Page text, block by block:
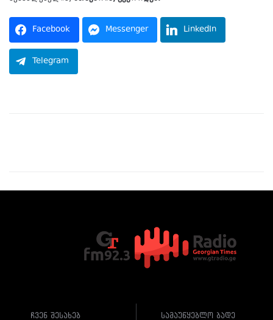
Facebook Messenger LinkedIn
Telegram
ჩვენ შესახებ სამაუწყებლო ბადე